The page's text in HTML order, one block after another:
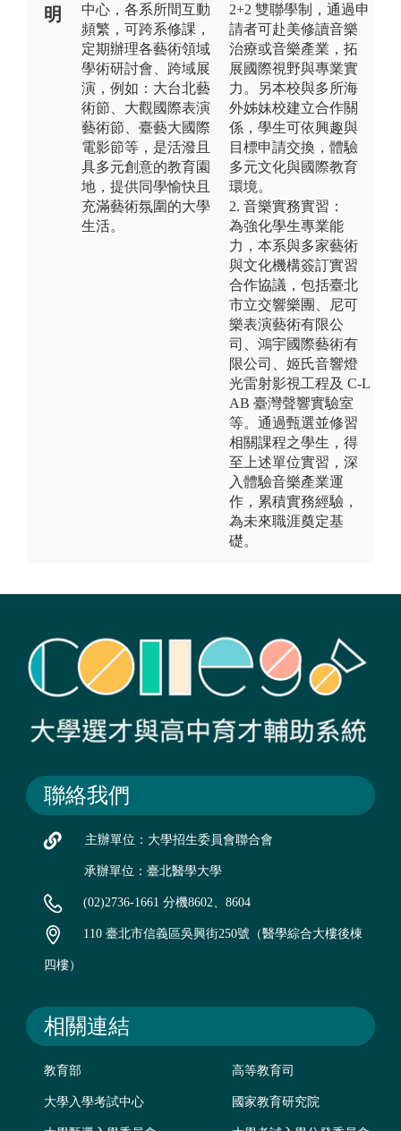
明
中心，各系所間互動
頻繁，可跨系修課，
定期辦理各藝術領域
學術研討會、跨域展
演，例如：大台北藝
術節、大觀國際表演
藝術節、臺藝大國際
電影節等，是活潑且
具多元創意的教育園
地，提供同學愉快且
充滿藝術氛圍的大學
生活。
2+2 雙聯學制，通過申
請者可赴美修讀音樂
治療或音樂產業，拓
展國際視野與專業實
力。另本校與多所海
外姊妹校建立合作關
係，學生可依興趣與
目標申請交換，體驗
多元文化與國際教育
環境。
2. 音樂實務實習：
為強化學生專業能
力，本系與多家藝術
與文化機構簽訂實習
合作協議，包括臺北
市立交響樂團、尼可
樂表演藝術有限公
司、鴻宇國際藝術有
限公司、姬氏音響燈
光雷射影視工程及 C-L
AB 臺灣聲響實驗室
等。通過甄選並修習
相關課程之學生，得
至上述單位實習，深
入體驗音樂產業運
作，累積實務經驗，
為未來職涯奠定基
礎。
聯絡我們
主辦單位：大學招生委員會聯合會
承辦單位：臺北醫學大學
(02)2736-1661 分機8602、8604
110 臺北市信義區吳興街250號（醫學綜合大樓後棟
四樓）
相關連結
教育部 高等教育司
大學入學考試中心 國家教育研究院